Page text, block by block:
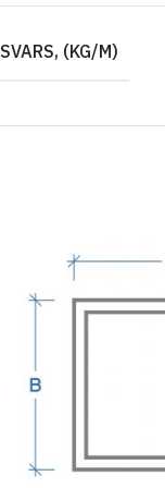
SVARS, (KG/M)